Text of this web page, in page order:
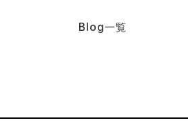
Blog一覧